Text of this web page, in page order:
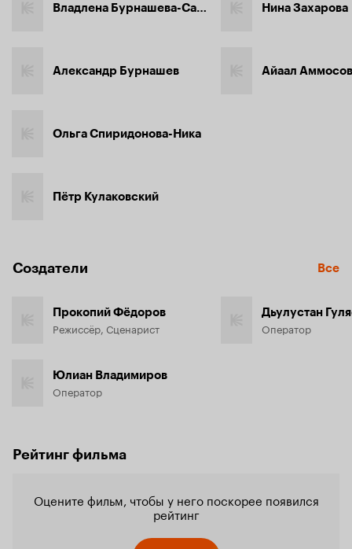
Владлена Бурнашева-Сахая
Александр Бурнашев
Ольга Спиридонова-Ника
Пётр Кулаковский
Нина Захарова
Айаал Аммосов
Создатели Все
Прокопий Фёдоров
Режиссёр, Сценарист
Юлиан Владимиров
Оператор
Дьулустан
Оператор
Рейтинг фильма
Оцените фильм, чтобы у него поскорее появился
рейтинг